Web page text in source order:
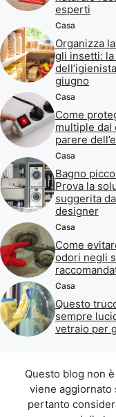
esperti
Casa
Organizza
gli insetti:
giugno
Casa
Come
multiple dal
parere
Casa
Bagno
Prova la
suggerita
designer
Casa
Come
odori negli
Casa
Questo
sempre
vetraio per
Questo blog non
viene aggiornato
pertanto